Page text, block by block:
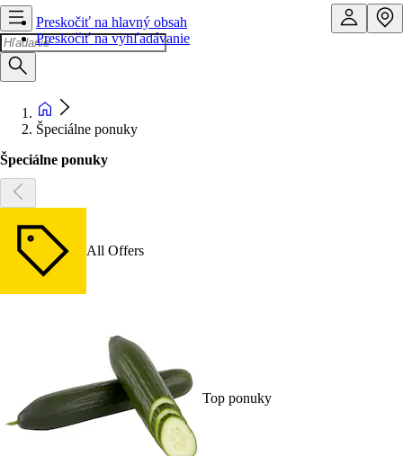
Preskočiť na hlavný obsah
Preskočiť na vyhľadávanie
Špeciálne ponuky
Špeciálne ponuky
All Offers
Top ponuky